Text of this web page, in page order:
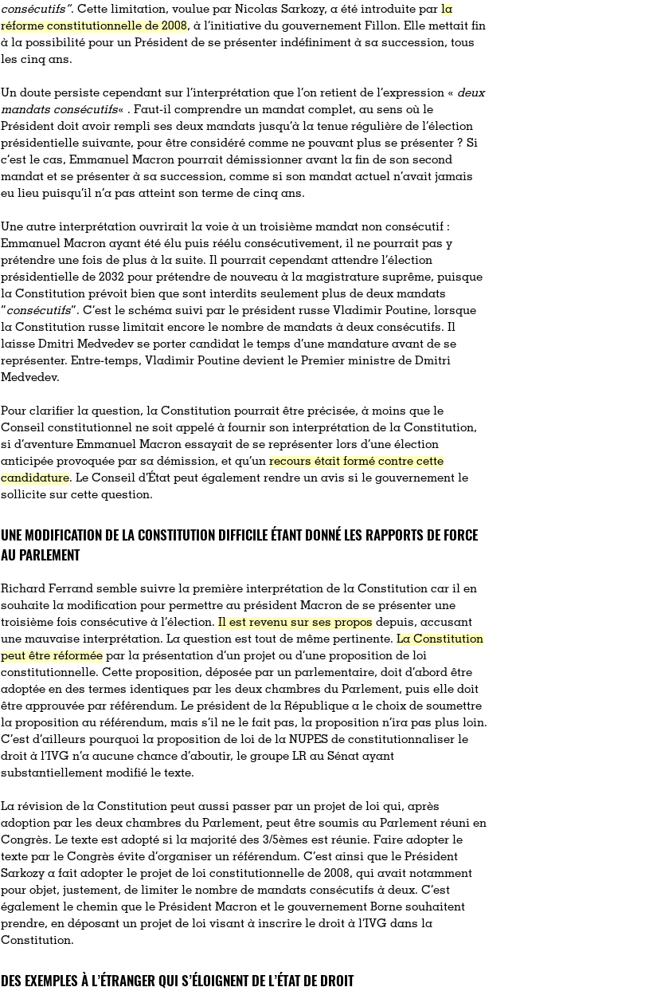
consécutifs”. Cette limitation, voulue par Nicolas Sarkozy, a été introduite parla
réforme constitutionnelle de 2008, à l’initiative du gouvernement Fillon. Elle mettait fin
à la possibilité pour un Président de se présenter indéfiniment à sa succession, tous
les cinq ans.
Un doute persiste cependant sur l’interprétation que l’on retient de l’expression « deux
mandats consécutifs« . Faut-il comprendre un mandat complet, au sens où le
Président doit avoir rempli ses deux mandats jusqu’à la tenue régulière de l’élection
présidentielle suivante, pour être considéré comme ne pouvant plus se présenter ? Si
c’est le cas, Emmanuel Macron pourrait démissionner avant la fin de son second
mandat et se présenter à sa succession, comme si son mandat actuel n’avait jamais
eu lieu puisqu’il n’a pas atteint son terme de cinq ans.
Une autre interprétation ouvrirait la voie à un troisième mandat non consécutif :
Emmanuel Macron ayant été élu puis réélu consécutivement, il ne pourrait pas y
prétendre une fois de plus à la suite. Il pourrait cependant attendre l’élection
présidentielle de 2032 pour prétendre de nouveau à la magistrature suprême, puisque
la Constitution prévoit bien que sont interdits seulement plus de deux mandats
“consécutifs”. C’est le schéma suivi par le président russe Vladimir Poutine, lorsque
la Constitution russe limitait encore le nombre de mandats à deux consécutifs. Il
laisse Dmitri Medvedev se porter candidat le temps d’une mandature avant de se
représenter. Entre-temps, Vladimir Poutine devient le Premier ministre de Dmitri
Medvedev.
Pour clarifier la question, la Constitution pourrait être précisée, à moins que le
Conseil constitutionnel ne soit appelé à fournir son interprétation de la Constitution,
si d’aventure Emmanuel Macron essayait de se représenter lors d’une élection
anticipée provoquée par sa démission, et qu’unrecours était formé contre cette
candidature. Le Conseil d’État peut également rendre un avis si le gouvernement le
sollicite sur cette question.
UNE MODIFICATION DE LA CONSTITUTION DIFFICILE ÉTANT DONNÉ LES RAPPORTS DE FORCE
AU PARLEMENT
Richard Ferrand semble suivre la première interprétation de la Constitution car il en
souhaite la modification pour permettre au président Macron de se présenter une
troisième fois consécutive à l’élection.Il est revenu sur ses propos depuis, accusant
une mauvaise interprétation. La question est tout de même pertinente.La Constitution
peut être réformée par la présentation d’un projet ou d’une proposition de loi
constitutionnelle. Cette proposition, déposée par un parlementaire, doit d’abord être
adoptée en des termes identiques par les deux chambres du Parlement, puis elle doit
être approuvée par référendum. Le président de la République a le choix de soumettre
la proposition au référendum, mais s’il ne le fait pas, la proposition n’ira pas plus loin.
C’est d’ailleurs pourquoi la proposition de loi de la NUPES de constitutionnaliser le
droit à l’IVG n’a aucune chance d’aboutir, le groupe LR au Sénat ayant
substantiellement modifié le texte.
La révision de la Constitution peut aussi passer par un projet de loi qui, après
adoption par les deux chambres du Parlement, peut être soumis au Parlement réuni en
Congrès. Le texte est adopté si la majorité des 3/5èmes est réunie. Faire adopter le
texte par le Congrès évite d’organiser un référendum. C’est ainsi que le Président
Sarkozy a fait adopter le projet de loi constitutionnelle de 2008, qui avait notamment
pour objet, justement, de limiter le nombre de mandats consécutifs à deux. C’est
également le chemin que le Président Macron et le gouvernement Borne souhaitent
prendre, en déposant un projet de loi visant à inscrire le droit à l’IVG dans la
Constitution.
DES EXEMPLES À L’ÉTRANGER QUI S’ÉLOIGNENT DE L’ÉTAT DE DROIT